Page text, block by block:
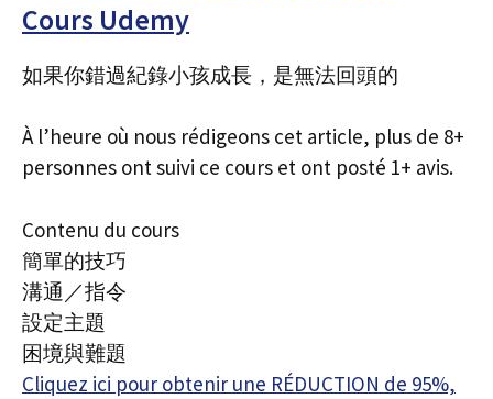
Cours Udemy
如果你錯過紀錄小孩成長，是無法回頭的
À l’heure où nous rédigeons cet article, plus de 8+
personnes ont suivi ce cours et ont posté 1+ avis.
Contenu du cours
簡單的技巧
溝通／指令
設定主題
困境與難題
Cliquez ici pour obtenir une RÉDUCTION de 95%,